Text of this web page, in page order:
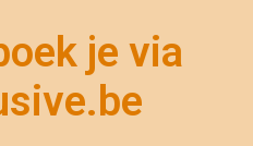
je via